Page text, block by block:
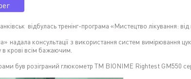
відбулась тренінг-програма «Мистецтво лікування:
надала консультації з використання систем вимірювання
в крові всім бажаючим.
був розіграний глюкометр TM BIONIME Rightest GM550